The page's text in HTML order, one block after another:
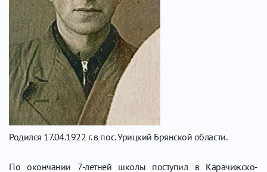
Родился 17.04.1922 г. в пос. Урицкий Брянской области.
По окончании 7-летней школы поступил в Карачижско-